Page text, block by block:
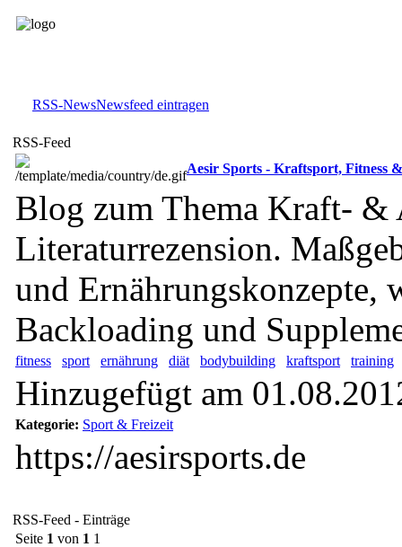
RSS-NewsNewsfeed eintragen
RSS-Feed
Aesir Sports - Kraftsport, Fitness
Blog zum Thema Kraft- &
Literaturrezension.
und Ernährungskonzepte,
Backloading und
fitness sport ernährung diät bodybuilding kraftsport training
Hinzugefügt am
Kategorie: Sport & Freizeit
https://aesirsports.de
RSS-Feed - Einträge
Seite 1 von 1 1